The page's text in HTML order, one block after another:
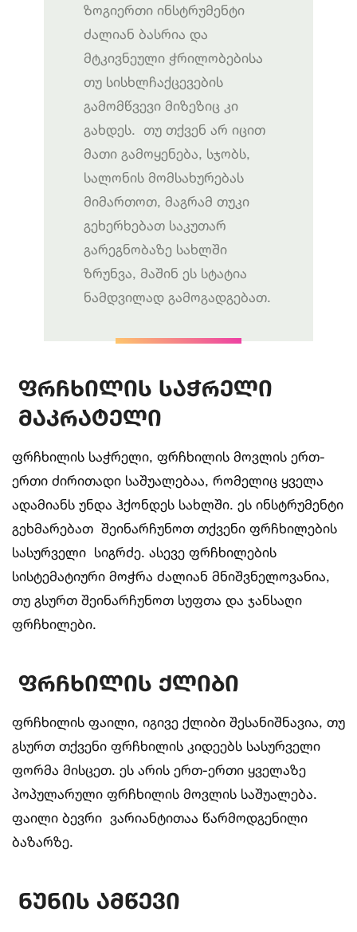
ზოგიერთი ინსტრუმენტი
ძალიან ბასრია და
მტკივნეული ჭრილობებისა
თუ სისხლჩაქცევების
გამომწვევი მიზეზიც კი
გახდეს. თუ თქვენ არ იცით
მათი გამოყენება, სჯობს,
სალონის მომსახურებას
მიმართოთ, მაგრამ თუკი
გეხერხებათ საკუთარ
გარეგნობაზე სახლში
ზრუნვა, მაშინ ეს სტატია
ნამდვილად გამოგადგებათ.
ფრჩხილის საჭრელი
მაკრატელი
ფრჩხილის საჭრელი, ფრჩხილის მოვლის ერთ-
ერთი ძირითადი საშუალებაა, რომელიც ყველა
ადამიანს უნდა ჰქონდეს სახლში. ეს ინსტრუმენტი
გეხმარებათ შეინარჩუნოთ თქვენი ფრჩხილების
სასურველი სიგრძე. ასევე ფრჩხილების
სისტემატიური მოჭრა ძალიან მნიშვნელოვანია,
თუ გსურთ შეინარჩუნოთ სუფთა და ჯანსაღი
ფრჩხილები.
ფრჩხილის ქლიბი
ფრჩხილის ფაილი, იგივე ქლიბი შესანიშნავია, თუ
გსურთ თქვენი ფრჩხილის კიდეებს სასურველი
ფორმა მისცეთ. ეს არის ერთ-ერთი ყველაზე
პოპულარული ფრჩხილის მოვლის საშუალება.
ფაილი ბევრი ვარიანტითაა წარმოდგენილი
ბაზარზე.
ნუნის ამწევი